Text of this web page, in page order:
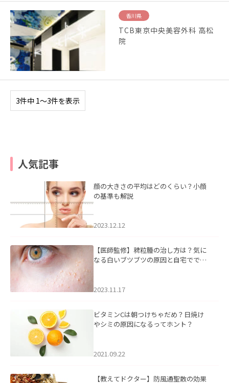
香川県
TCB東京中央美容外科 高松
院
3件中 1〜3件を表示
人気記事
顔の大きさの平均はどのくらい？小顔
の基準も解説
2023.12.12
【医師監修】稗粒腫の治し方は？気に
なる白いブツブツの原因と自宅ででき
2023.11.17
ビタミンCは朝つけちゃだめ？日焼け
やシミの原因になるってホント？
2021.09.22
【教えてドクター】防風通聖散の効果